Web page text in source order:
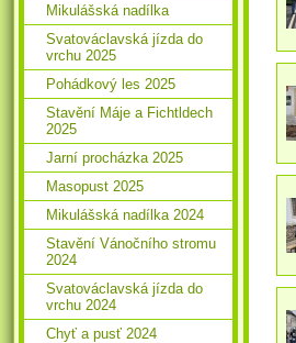
Mikulášská nadílka
Svatováclavská jízda do
vrchu 2025
Pohádkový les 2025
Stavění Máje a Fichtldech
2025
Jarní procházka 2025
Masopust 2025
Mikulášská nadílka 2024
Stavění Vánočního stromu
2024
Svatováclavská jízda do
vrchu 2024
Chyť a pusť 2024